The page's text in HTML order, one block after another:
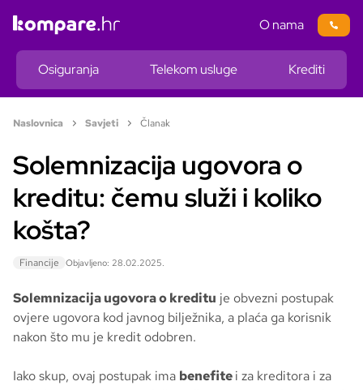
Osiguranja Telekom usluge Krediti
O nama
Naslovnica Savjeti Članak
Solemnizacija ugovora o
kreditu: čemu služi i koliko
košta?
Financije Objavljeno: 28.02.2025.
Solemnizacija ugovora o kreditu je obvezni postupak
ovjere ugovora kod javnog bilježnika, a plaća ga korisnik
nakon što mu je kredit odobren.
Iako skup, ovaj postupak ima benefitei za kreditora i za